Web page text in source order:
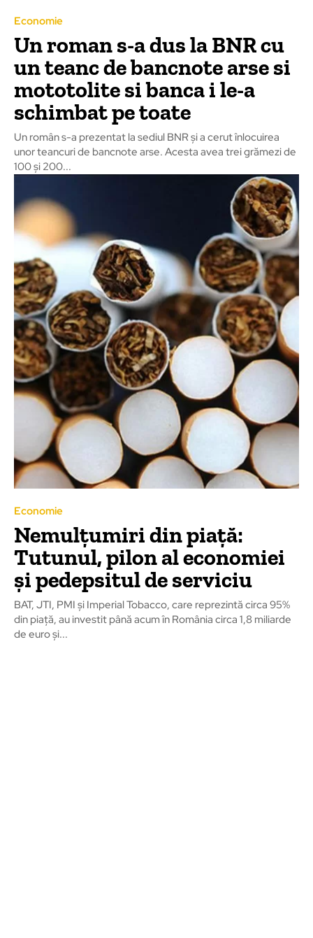
Economie
Un roman s-a dus la BNR cu
un teanc de bancnote arse si
mototolite si banca i le-a
schimbat pe toate
Un român s-a prezentat la sediul BNR și a cerut înlocuirea
unor teancuri de bancnote arse. Acesta avea trei grămezi de
100 și 200...
Economie
Nemulțumiri din piață:
Tutunul, pilon al economiei
și pedepsitul de serviciu
BAT, JTI, PMI și Imperial Tobacco, care reprezintă circa 95%
din piață, au investit până acum în România circa 1,8 miliarde
de euro și...